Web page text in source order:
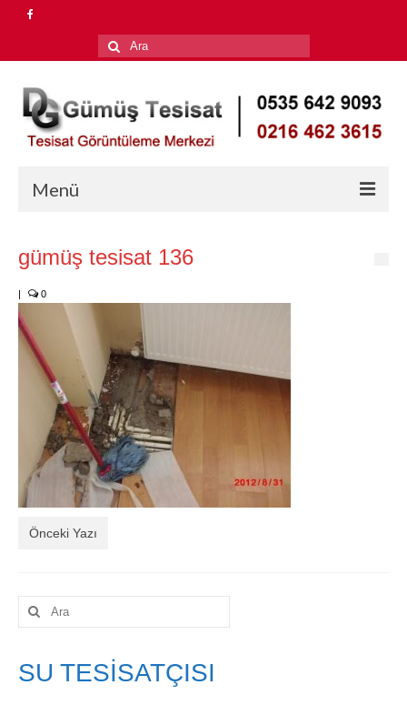
Şunu
ara:
Menü
Su Kaçağı Tespiti
Petek Temizleme
Tıkalı Gider Açma
İletişim
gümüş tesisat 136
| 0
Önceki Yazı
Şunu
ara:
SU TESİSATÇISI